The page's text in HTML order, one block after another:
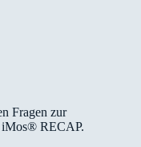
Fragen zur
iMos® RECAP.